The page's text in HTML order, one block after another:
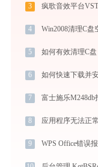
3 疯歌音效平台
4 Win2008清理C
5 如何有效清理C
6
7
8 应用程序无法正
9 WPS Office错误